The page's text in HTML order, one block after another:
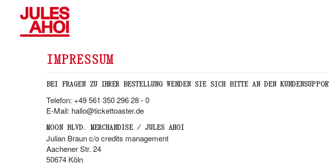
IMPRESSUM
BEI FRAGEN ZU IHRER BESTELLUNG WENDEN SIE SICH BITTE AN DEN
Telefon: +49 561 350 296 28 - 0
E-Mail: hallo@tickettoaster.de
MOON BLVD. MERCHANDISE / JULES AHOI
Julian Braun c/o credits management
Aachener Str. 24
50674 Köln